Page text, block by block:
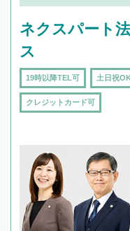
ネクスパート
ス
19時以降TEL可 土日祝
クレジットカード可